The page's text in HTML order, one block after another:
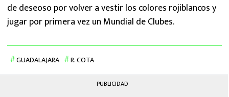
de deseoso por volver a vestir los colores rojiblancos y
jugar por primera vez un Mundial de Clubes.
GUADALAJARA R. COTA
PUBLICIDAD